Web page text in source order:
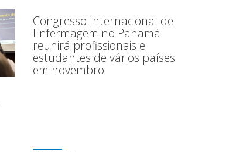
Congresso Internacional de
Enfermagem no Panamá
reunirá profissionais e
estudantes de vários países
em novembro